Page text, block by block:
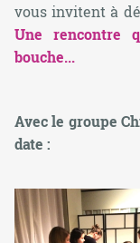
vous invitent à
Une rencontre
bouche...
Avec le groupe
date :